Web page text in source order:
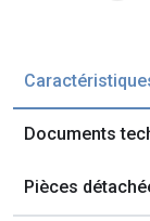
Documents
Pièces